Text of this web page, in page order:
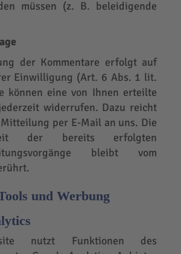
müssen (z. B. beleidigende
der Kommentare erfolgt auf
Einwilligung (Art. 6 Abs. 1 lit.
können eine von Ihnen erteilte
widerrufen. Dazu reicht
per E-Mail an uns. Die
der bereits erfolgten
bleibt vom
und Werbung
nutzt Funktionen des